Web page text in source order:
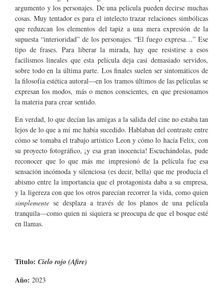
argumento y los personajes. De una película pueden decirse muchas
cosas. Muy tentador es para el intelecto trazar relaciones simbólicas
que reduzcan los elementos del tapiz a una mera expresión de la
supuesta “interioridad” de los personajes. “El fuego expresa…” Ese
tipo de frases. Para liberar la mirada, hay que resistirse a esos
facilismos lineales que esta película deja casi demasiado servidos,
sobre todo en la última parte. Los finales suelen ser sintomáticos de
la filosofía estética autoral—en los tramos últimos de las películas se
expresan los modos, más o menos conscientes, en que presionamos
la materia para crear sentido.
En verdad, lo que decían las amigas a la salida del cine no estaba tan
lejos de lo que a mí me había sucedido. Hablaban del contraste entre
cómo se tomaba el trabajo artístico Leon y cómo lo hacía Felix, con
su proyecto fotográfico, ¡y esa gran inocencia! Escuchándolas, pude
reconocer que lo que más me impresionó de la película fue esa
sensación incómoda y silenciosa (es decir, bella) que me producía el
abismo entre la importancia que el protagonista daba a su empresa,
y la ligereza con que los otros parecían recorrer la vida, como quien
simplemente se desplaza a través de los planos de una película
tranquila—como quien ni siquiera se preocupa de que el bosque esté
en llamas.
Titulo: Cielo rojo (Afire)
Año: 2023